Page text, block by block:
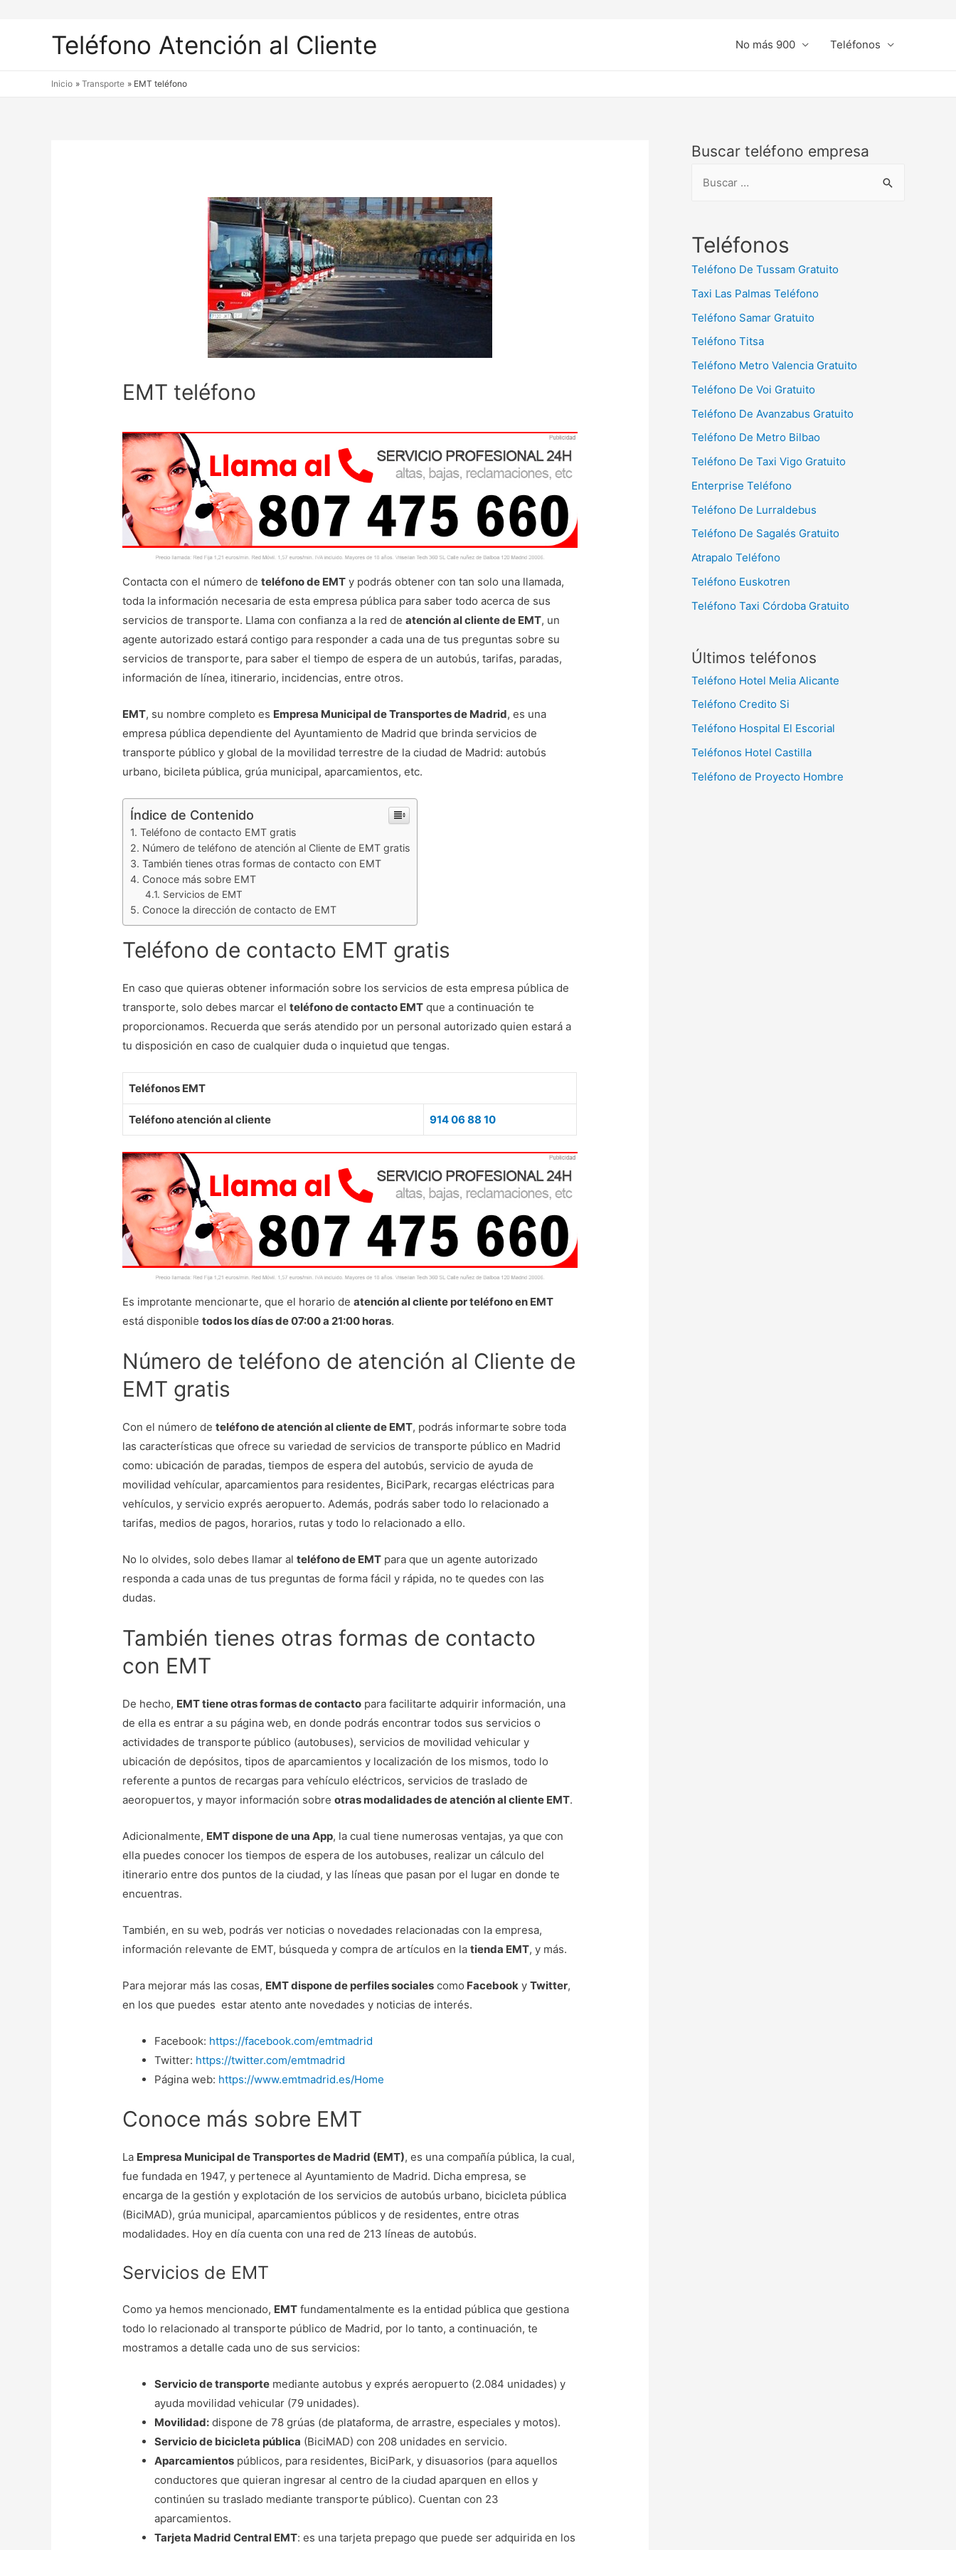
Teléfono Atención al Cliente No más 900 Teléfonos
Inicio Transporte EMT teléfono
EMT teléfono
Contacta con el número deteléfono de EMT y podrás obtener con tan solo una llamada,
toda la información necesaria de esta empresa pública para saber todo acerca de sus
servicios de transporte. Llama con confianza a la red deatención al cliente de EMT, un
agente autorizado estará contigo para responder a cada una de tus preguntas sobre su
servicios de transporte, para saber el tiempo de espera de un autobús, tarifas, paradas,
información de línea, itinerario, incidencias, entre otros.
EMT, su nombre completo es Empresa Municipal de Transportes de Madrid, es una
empresa pública dependiente del Ayuntamiento de Madrid que brinda servicios de
transporte público y global de la movilidad terrestre de la ciudad de Madrid: autobús
urbano, bicileta pública, grúa municipal, aparcamientos, etc.
Índice de Contenido
Teléfono de contacto EMT gratis
Número de teléfono de atención al Cliente de EMT gratis
También tienes otras formas de contacto con EMT
Conoce más sobre EMT
Servicios de EMT
Conoce la dirección de contacto de EMT
Teléfono de contacto EMT gratis
En caso que quieras obtener información sobre los servicios de esta empresa pública de
transporte, solo debes marcar elteléfono de contacto EMT que a continuación te
proporcionamos. Recuerda que serás atendido por un personal autorizado quien estará a
tu disposición en caso de cualquier duda o inquietud que tengas.
Teléfonos EMT
Teléfono atención al cliente 914 06 88 10
Es improtante mencionarte, que el horario deatención al cliente por teléfono en EMT
está disponibletodos los días de 07:00 a 21:00 horas.
Número de teléfono de atención al Cliente de
EMT gratis
Con el número deteléfono de atención al cliente de EMT, podrás informarte sobre toda
las características que ofrece su variedad de servicios de transporte público en Madrid
como: ubicación de paradas, tiempos de espera del autobús, servicio de ayuda de
movilidad vehícular, aparcamientos para residentes, BiciPark, recargas eléctricas para
vehículos, y servicio exprés aeropuerto. Además, podrás saber todo lo relacionado a
tarifas, medios de pagos, horarios, rutas y todo lo relacionado a ello.
No lo olvides, solo debes llamar alteléfono de EMT para que un agente autorizado
responda a cada unas de tus preguntas de forma fácil y rápida, no te quedes con las
dudas.
También tienes otras formas de contacto
con EMT
De hecho, EMT tiene otras formas de contacto para facilitarte adquirir información, una
de ella es entrar a su página web, en donde podrás encontrar todos sus servicios o
actividades de transporte público (autobuses), servicios de movilidad vehicular y
ubicación de depósitos, tipos de aparcamientos y localización de los mismos, todo lo
referente a puntos de recargas para vehículo eléctricos, servicios de traslado de
aeoropuertos, y mayor información sobreotras modalidades de atención al cliente EMT.
Adicionalmente, EMT dispone de una App, la cual tiene numerosas ventajas, ya que con
ella puedes conocer los tiempos de espera de los autobuses, realizar un cálculo del
itinerario entre dos puntos de la ciudad, y las líneas que pasan por el lugar en donde te
encuentras.
También, en su web, podrás ver noticias o novedades relacionadas con la empresa,
información relevante de EMT, búsqueda y compra de artículos en latienda EMT, y más.
Para mejorar más las cosas, EMT dispone de perfiles sociales como Facebook yTwitter,
en los que puedes estar atento ante novedades y noticias de interés.
Facebook: https://facebook.com/emtmadrid
Twitter: https://twitter.com/emtmadrid
Página web: https://www.emtmadrid.es/Home
Conoce más sobre EMT
La Empresa Municipal de Transportes de Madrid (EMT), es una compañía pública, la cual,
fue fundada en 1947, y pertenece al Ayuntamiento de Madrid. Dicha empresa, se
encarga de la gestión y explotación de los servicios de autobús urbano, bicicleta pública
(BiciMAD), grúa municipal, aparcamientos públicos y de residentes, entre otras
modalidades. Hoy en día cuenta con una red de 213 líneas de autobús.
Servicios de EMT
Como ya hemos mencionado, EMT fundamentalmente es la entidad pública que gestiona
todo lo relacionado al transporte público de Madrid, por lo tanto, a continuación, te
mostramos a detalle cada uno de sus servicios:
Servicio de transporte mediante autobus y exprés aeropuerto (2.084 unidades) y
ayuda movilidad vehicular (79 unidades).
Movilidad: dispone de 78 grúas (de plataforma, de arrastre, especiales y motos).
Servicio de bicicleta pública (BiciMAD) con 208 unidades en servicio.
Aparcamientos públicos, para residentes, BiciPark, y disuasorios (para aquellos
conductores que quieran ingresar al centro de la ciudad aparquen en ellos y
continúen su traslado mediante transporte público). Cuentan con 23
aparcamientos.
Tarjeta Madrid Central EMT: es una tarjeta prepago que puede ser adquirida en los
Buscar teléfono empresa
c
Teléfonos
Teléfono De Tussam Gratuito
Taxi Las Palmas Teléfono
Teléfono Samar Gratuito
Teléfono Titsa
Teléfono Metro Valencia Gratuito
Teléfono De Voi Gratuito
Teléfono De Avanzabus Gratuito
Teléfono De Metro Bilbao
Teléfono De Taxi Vigo Gratuito
Enterprise Teléfono
Teléfono De Lurraldebus
Teléfono De Sagalés Gratuito
Atrapalo Teléfono
Teléfono Euskotren
Teléfono Taxi Córdoba Gratuito
Últimos teléfonos
Teléfono Hotel Melia Alicante
Teléfono Credito Si
Teléfono Hospital El Escorial
Teléfonos Hotel Castilla
Teléfono de Proyecto Hombre